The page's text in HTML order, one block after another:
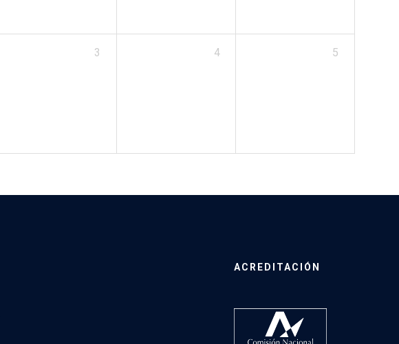
3 4 5
ACREDITACIÓN